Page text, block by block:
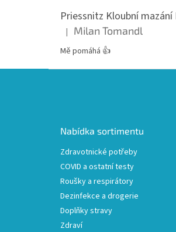
Hodnocení produktu je 5 z 5
| Milan Tomandl
Mě pomáhá 👍
Nabídka sortimentu
Zdravotnické potřeby
COVID a ostatní testy
Roušky a respirátory
Dezinfekce a drogerie
Doplňky stravy
Zdraví